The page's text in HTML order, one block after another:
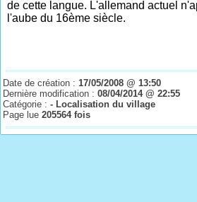
de cette langue. L'allemand actuel
l'aube du 16ème siècle.
Date de création :17/05/2008 @ 13:50
Dernière modification :08/04/2014 @ 22:55
Catégorie :- Localisation du village
Page lue205564 fois